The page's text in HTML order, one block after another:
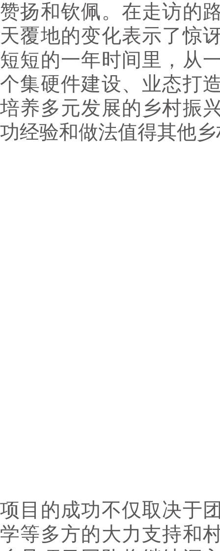
赞扬和钦佩。在走访的
天覆地的变化表示了惊
短短的一年时间里，从
个集硬件建设、业态打
培养多元发展的乡村振
功经验和做法值得其他
项目的成功不仅取决于
学等多方的大力支持和